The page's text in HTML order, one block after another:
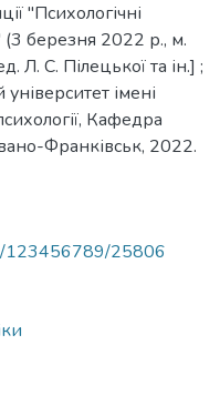
"Психологічні
(3 березня 2022 р., м.
Л. С. Пілецької та ін.] ;
імені
Кафедра
Франківськ, 2022.
123456789/25806